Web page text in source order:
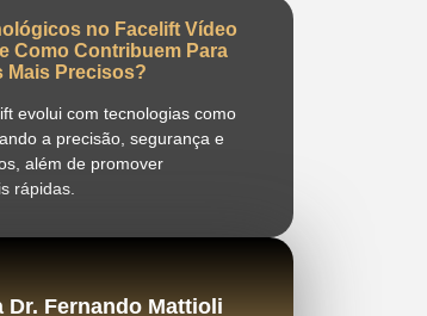
no Facelift Vídeo
Como Contribuem Para
Mais Precisos?
evolui com tecnologias como
a precisão, segurança e
além de promover
rápidas.
Dr. Fernando Mattioli